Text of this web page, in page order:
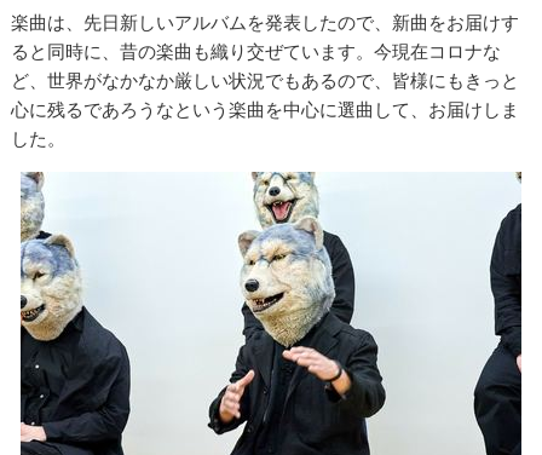
楽曲は、先日新しいアルバムを発表したので、新曲をお届けす
ると同時に、昔の楽曲も織り交ぜています。今現在コロナな
ど、世界がなかなか厳しい状況でもあるので、皆様にもきっと
心に残るであろうなという楽曲を中心に選曲して、お届けしま
した。